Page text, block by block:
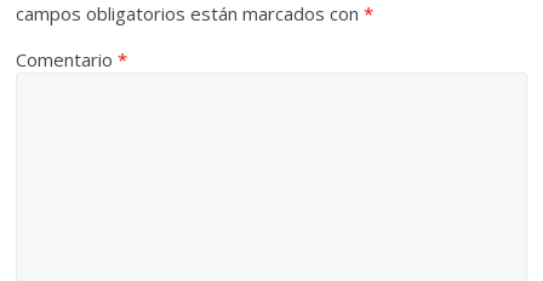
campos obligatorios están marcados con*
Comentario*